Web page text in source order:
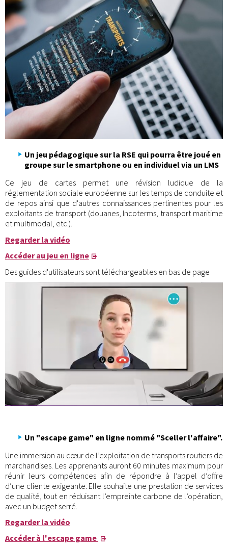
Un jeu pédagogique sur la RSE qui pourra être joué en
groupe sur le smartphone ou en individuel via un LMS
Ce jeu de cartes permet une révision ludique de la
réglementation sociale européenne sur les temps de conduite et
de repos ainsi que d'autres connaissances pertinentes pour les
exploitants de transport (douanes, Incoterms, transport maritime
et multimodal, etc.).
Regarder la vidéo
Accéder au jeu en ligne
Des guides d'utilisateurs sont téléchargeables en bas de page
Un "escape game" en ligne nommé "Sceller l'affaire".
Une immersion au cœur de l’exploitation de transports routiers de
marchandises. Les apprenants auront 60 minutes maximum pour
réunir leurs compétences afin de répondre à l’appel d’offre
d’une cliente exigeante. Elle souhaite une prestation de services
de qualité, tout en réduisant l’empreinte carbone de l’opération,
avec un budget serré.
Regarder la vidéo
Accéder à l'escape game